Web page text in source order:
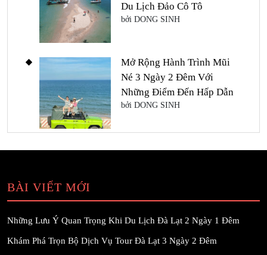
Du Lịch Đảo Cô Tô
bởi DONG SINH
Mở Rộng Hành Trình Mũi
Né 3 Ngày 2 Đêm Với
Những Điểm Đến Hấp Dẫn
bởi DONG SINH
BÀI VIẾT MỚI
Những Lưu Ý Quan Trọng Khi Du Lịch Đà Lạt 2 Ngày 1 Đêm
Khám Phá Trọn Bộ Dịch Vụ Tour Đà Lạt 3 Ngày 2 Đêm